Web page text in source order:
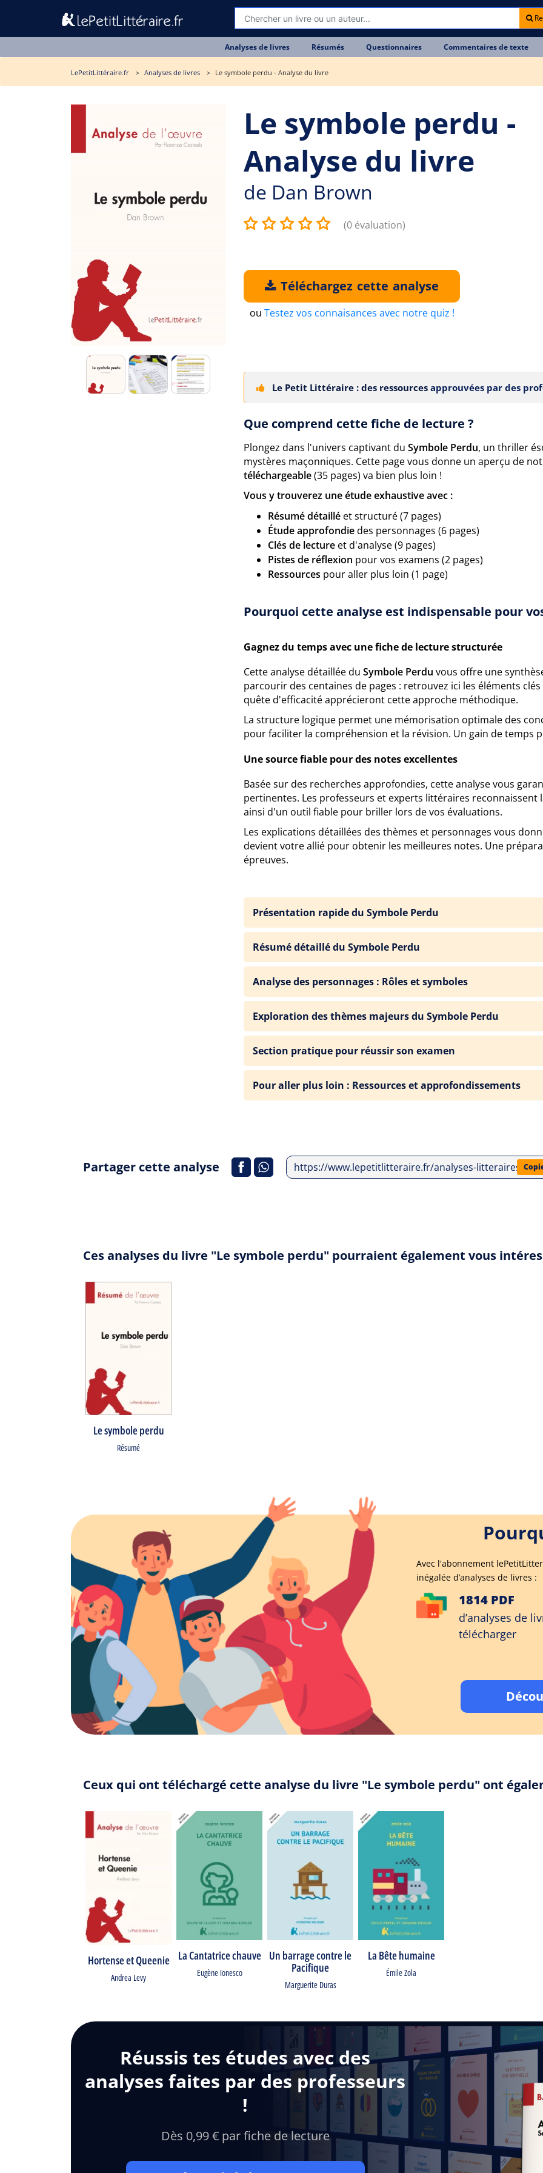
Analyses de livres Résumés Questionnaires Commentaires de texte
LePetitLittéraire.fr Analyses de livres Le symbole perdu - Analyse du livre
Le symbole perdu -
Analyse du livre
de Dan Brown
(0 évaluation)
Téléchargez cette analyse
ou Testez vos connaisances avec notre quiz !
Le Petit Littéraire : des ressources approuvées par des
Que comprend cette fiche de lecture ?
Plongez dans l'univers captivant du Symbole Perdu, un thriller
mystères maçonniques. Cette page vous donne un aperçu de
téléchargeable(35 pages) va bien plus loin !
Vous y trouverez une étude exhaustive avec :
Résumé détaillé et structuré (7 pages)
Étude approfondiedes personnages (6 pages)
Clés de lecture et d'analyse (9 pages)
Pistes de réflexion pour vos examens (2 pages)
Ressources pour aller plus loin (1 page)
Pourquoi cette analyse est indispensable pour
Gagnez du temps avec une fiche de lecture structurée
Cette analyse détaillée du Symbole Perdu vous offre une
parcourir des centaines de pages : retrouvez ici les éléments
quête d'efficacité apprécieront cette approche méthodique.
La structure logique permet une mémorisation optimale des
pour faciliter la compréhension et la révision. Un gain de temps
Une source fiable pour des notes excellentes
Basée sur des recherches approfondies, cette analyse vous
pertinentes. Les professeurs et experts littéraires reconnaissent
ainsi d'un outil fiable pour briller lors de vos évaluations.
Les explications détaillées des thèmes et personnages vous
devient votre allié pour obtenir les meilleures notes. Une
épreuves.
Présentation rapide du Symbole Perdu
Résumé détaillé du Symbole Perdu
Analyse des personnages : Rôles et symboles
Exploration des thèmes majeurs du Symbole Perdu
Section pratique pour réussir son examen
Pour aller plus loin : Ressources et approfondissements
Partager cette analyse https://www.lepetitlitteraire.fr/analyses-litteraires/
Ces analyses du livre "Le symbole perdu" pourraient également vous
Le symbole perdu
Résumé
Avec l'abonnement
inégalée d’analyses de livres :
1814 PDF
d’analyses de
télécharger
Ceux qui ont téléchargé cette analyse du livre "Le symbole perdu" ont
Hortense et Queenie
Andrea Levy
La Cantatrice chauve
Eugène Ionesco
Un barrage contre le
Pacifique
Marguerite Duras
La Bête humaine
Émile Zola
Réussis tes études avec des
analyses faites par des professeurs
!
Dès 0,99 € par fiche de lecture